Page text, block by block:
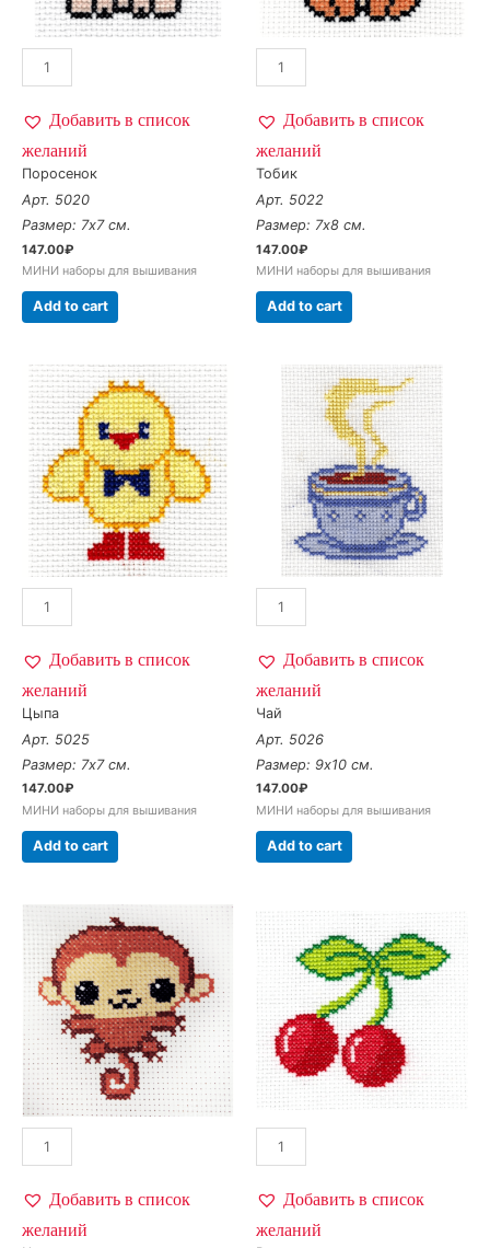
Добавить в список
желаний
Поросенок
Арт. 5020
Размер: 7х7 см.
147.00₽
МИНИ наборы для вышивания
Add to cart
Добавить в список
желаний
Тобик
Арт. 5022
Размер: 7х8 см.
147.00₽
МИНИ наборы для вышивания
Add to cart
Добавить в список
желаний
Цыпа
Арт. 5025
Размер: 7х7 см.
147.00₽
МИНИ наборы для вышивания
Add to cart
Добавить в список
желаний
Чай
Арт. 5026
Размер: 9х10 см.
147.00₽
МИНИ наборы для вышивания
Add to cart
Добавить в список
желаний
Добавить в список
желаний